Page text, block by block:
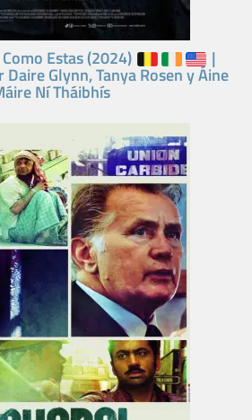
Estas (2024) |
Glynn, Tanya Rosen y Áine
Ní Tháibhís